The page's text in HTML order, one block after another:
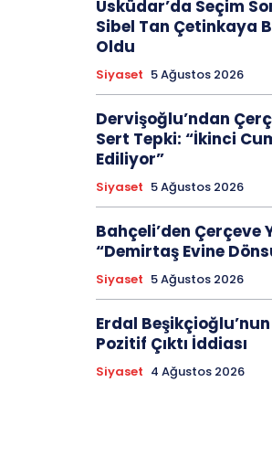
Üsküdar’da Seçim
Sibel Tan Çetinkaya
Oldu
Siyaset 5 Ağustos 2026
Dervişoğlu’ndan
Sert Tepki: “İkinci
Ediliyor”
Siyaset 5 Ağustos 2026
Bahçeli’den Çerçeve
“Demirtaş Evine
Siyaset 5 Ağustos 2026
Erdal
Pozitif Çıktı İddiası
Siyaset 4 Ağustos 2026